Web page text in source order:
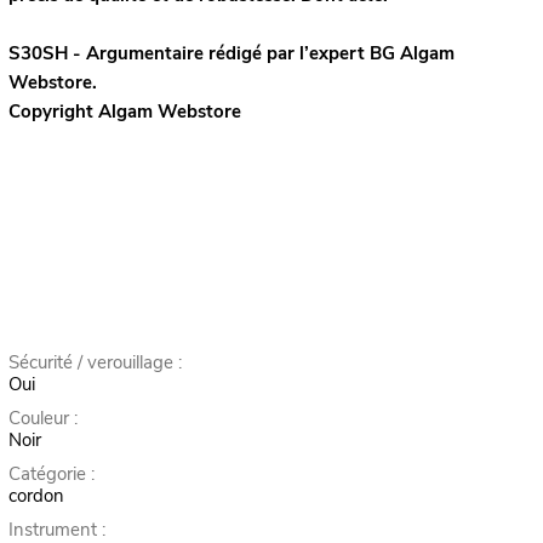
S30SH - Argumentaire rédigé par l’expert BG Algam
Webstore.
Copyright Algam Webstore
Sécurité / verouillage :
Oui
Couleur :
Noir
Catégorie :
cordon
Instrument :